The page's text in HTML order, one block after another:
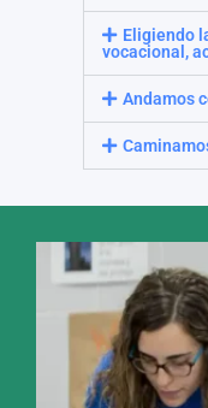
Eligiendo
vocacional,
Andamos